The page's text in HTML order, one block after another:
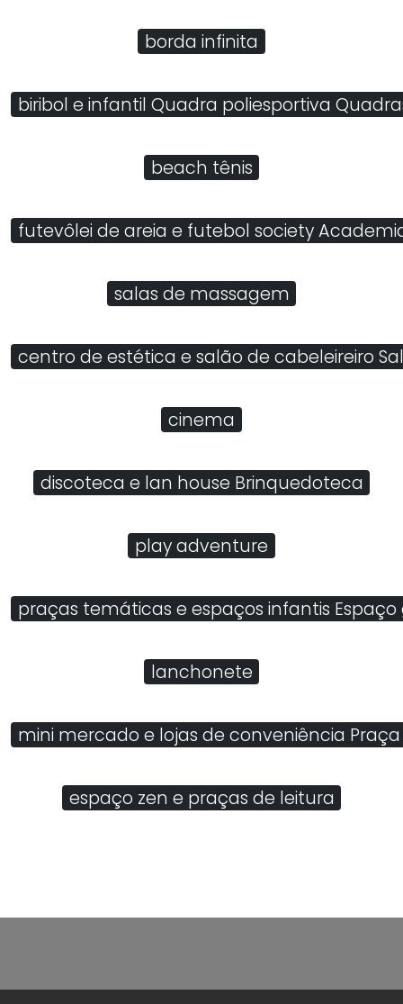
borda infinita
biribol e infantil Quadra poliesportiva
beach tênis
futevôlei de areia e futebol society
salas de massagem
centro de estética e salão de cabeleireiro
cinema
discoteca e lan house Brinquedoteca
play adventure
praças temáticas e espaços infantis
lanchonete
mini mercado e lojas de conveniência
espaço zen e praças de leitura